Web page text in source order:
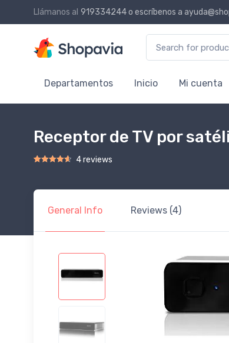
Llámanos al 919334244o escríbenos a
Departamentos Inicio Mi cuenta
Receptor de TV por
4 reviews
General Info Reviews (4)